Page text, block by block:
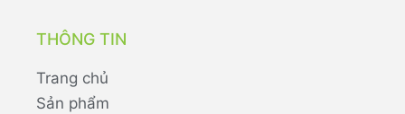
THÔNG TIN
Trang chủ
Sản phẩm